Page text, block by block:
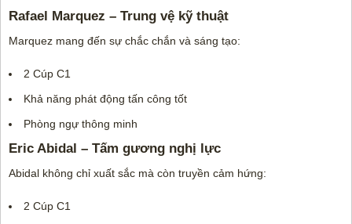
Rafael Marquez – Trung vệ kỹ thuật
Marquez mang đến sự chắc chắn và sáng tạo:
2 Cúp C1
Khả năng phát động tấn công tốt
Phòng ngự thông minh
Eric Abidal – Tấm gương nghị lực
Abidal không chỉ xuất sắc mà còn truyền cảm hứng:
2 Cúp C1